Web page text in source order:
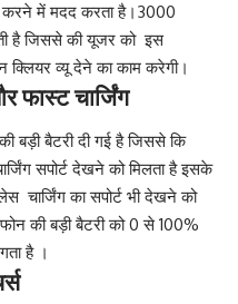
करने में मदद करता है।3000
है जिससे की यूजर को इस
क्लियर व्यू देने का काम करेगी।
फास्ट चार्जिंग
बड़ी बैटरी दी गई है जिससे कि
सपोर्ट देखने को मिलता है इसके
चार्जिंग का सपोर्ट भी देखने को
की बड़ी बैटरी को 0 से 100%
है ।